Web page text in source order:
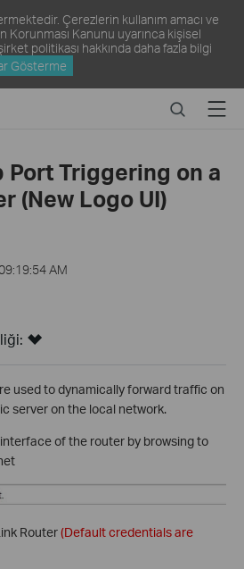
Çerezlerin kullanım amacı ve
Korunması Kanunu uyarınca kişisel
politikası hakkında daha fazla bilgi
Gösterme
SearchMenu
Port Triggering on a
(New Logo UI)
AM
used to dynamically forward traffic on
server on the local network.
of the router by browsing to
Router(Default credentials are